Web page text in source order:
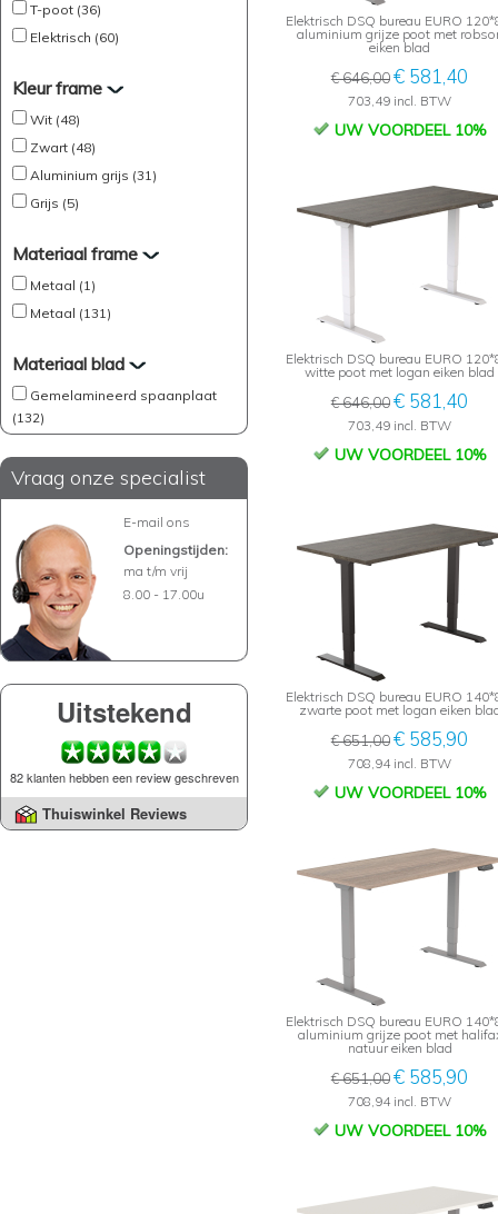
T-poot (36)
Elektrisch (60)
Kleur frame
Wit (48)
Zwart (48)
Aluminium grijs (31)
Grijs (5)
Materiaal frame
Metaal (1)
Metaal (131)
Materiaal blad
Gemelamineerd spaanplaat
(132)
Vraag onze specialist
E-mail ons
Openingstijden:
ma t/m vrij
8.00 - 17.00u
Uitstekend
82 klanten hebben een review geschreven
Thuiswinkel Reviews
Elektrisch DSQ bureau EURO
aluminium grijze poot met
eiken blad
€ 646,00€ 581,40
703,49 incl. BTW
UW VOORDEEL 10%
Elektrisch DSQ bureau EURO
witte poot met logan eiken blad
€ 646,00€ 581,40
703,49 incl. BTW
UW VOORDEEL 10%
Elektrisch DSQ bureau EURO
zwarte poot met logan eiken
€ 651,00€ 585,90
708,94 incl. BTW
UW VOORDEEL 10%
Elektrisch DSQ bureau EURO
aluminium grijze poot met
natuur eiken blad
€ 651,00€ 585,90
708,94 incl. BTW
UW VOORDEEL 10%